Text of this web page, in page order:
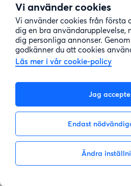
Vi använder cookies
Vi använder cookies från första
dig en bra användarupplevelse,
dig personliga annonser.
godkänner du att cookies
Läs mer i vår cookie-policy
Jag
Endast
Ändra
Gå till sök